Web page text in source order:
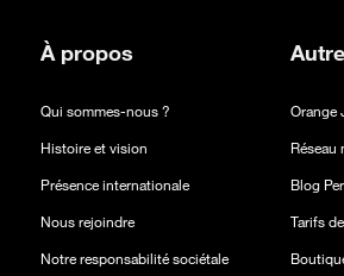
À propos
Qui sommes-nous ?
Histoire et vision
Présence internationale
Nous rejoindre
Notre responsabilité sociétale
Orange
Réseau
Blog
Tarifs